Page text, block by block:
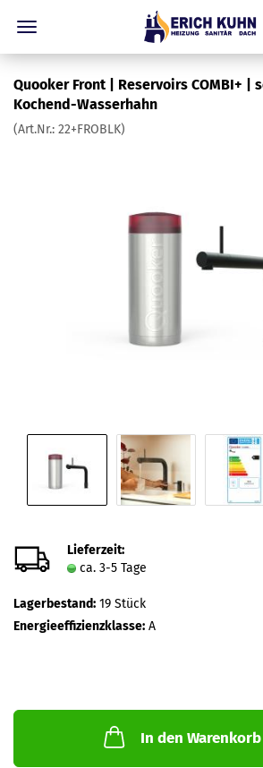
Quooker Front | Reservoirs COMBI+ |
Kochend-Wasserhahn
(Art.Nr.: 22+FROBLK)
Lieferzeit:
ca. 3-5 Tage
Lagerbestand: 19 Stück
Energieeffizienzklasse: A
In den Warenkorb